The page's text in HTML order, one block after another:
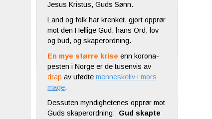
Jesus Kristus, Guds Sønn.
Land og folk har krenket, gjort opprør
mot den Hellige Gud, hans Ord, lov
og bud, og skaperordning.
En mye større kriseenn korona-
pesten i Norge er de tusenvis av
drap av ufødtemenneskeliv i mors
mage.
Dessuten myndighetenes opprør mot
Guds skaperordning: Gud skapte